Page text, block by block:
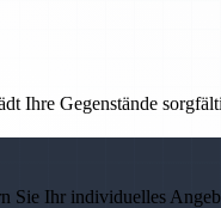
Ihre Gegenstände
Sie Ihr individuelles